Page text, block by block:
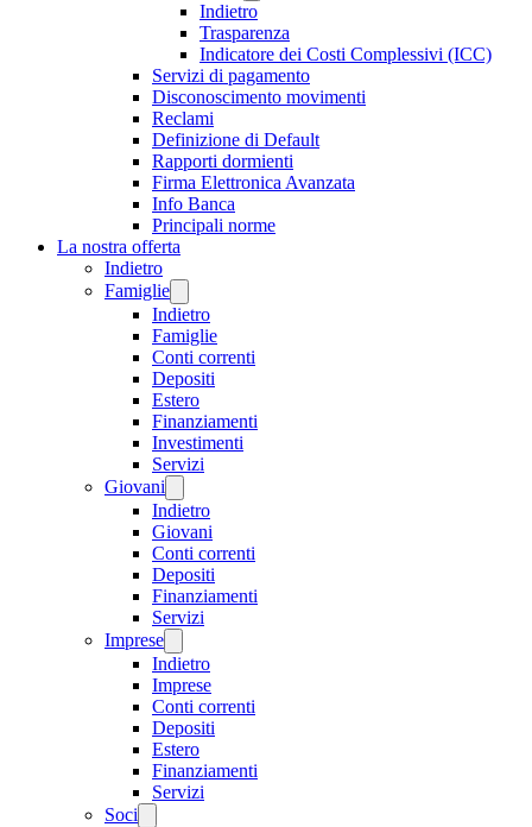
Indietro
Trasparenza
Indicatore dei Costi Complessivi (ICC)
Servizi di pagamento
Disconoscimento movimenti
Reclami
Definizione di Default
Rapporti dormienti
Firma Elettronica Avanzata
Info Banca
Principali norme
La nostra offerta
Indietro
Famiglie
Indietro
Famiglie
Conti correnti
Depositi
Estero
Finanziamenti
Investimenti
Servizi
Giovani
Indietro
Giovani
Conti correnti
Depositi
Finanziamenti
Servizi
Imprese
Indietro
Imprese
Conti correnti
Depositi
Estero
Finanziamenti
Servizi
Soci